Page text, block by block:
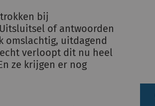
bij
of antwoorden
omslachtig, uitdagend
verloopt dit nu heel
ze krijgen er nog